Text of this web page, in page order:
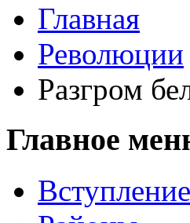
Главная
Революции
Разгром
Главное
Вступление